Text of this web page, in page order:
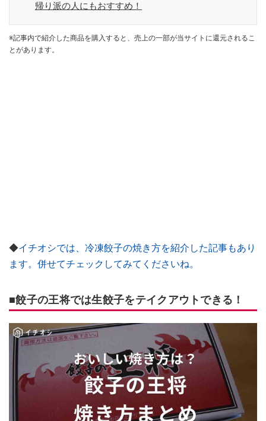
帰り派の人にもおすすめ！
※記事内で紹介した商品を購入すると、売上の一部が当サイトに還元されるこ
とがあります。
◆イチオシでは、冷凍餃子の焼き方を紹介した記事もあり
ます。併せてチェックしてみてくださいね。
■餃子の王将では生餃子をテイクアウトできる！